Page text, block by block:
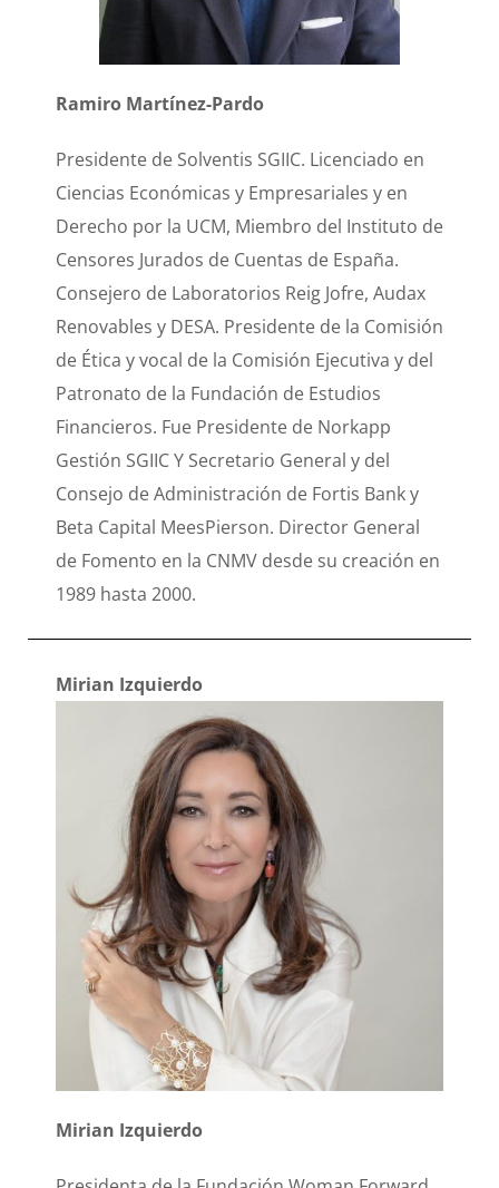
Ramiro Martínez-Pardo
Presidente de Solventis SGIIC. Licenciado en
Ciencias Económicas y Empresariales y en
Derecho por la UCM, Miembro del Instituto de
Censores Jurados de Cuentas de España.
Consejero de Laboratorios Reig Jofre, Audax
Renovables y DESA. Presidente de la Comisión
de Ética y vocal de la Comisión Ejecutiva y del
Patronato de la Fundación de Estudios
Financieros. Fue Presidente de Norkapp
Gestión SGIIC Y Secretario General y del
Consejo de Administración de Fortis Bank y
Beta Capital MeesPierson. Director General
de Fomento en la CNMV desde su creación en
1989 hasta 2000.
Mirian Izquierdo
Mirian Izquierdo